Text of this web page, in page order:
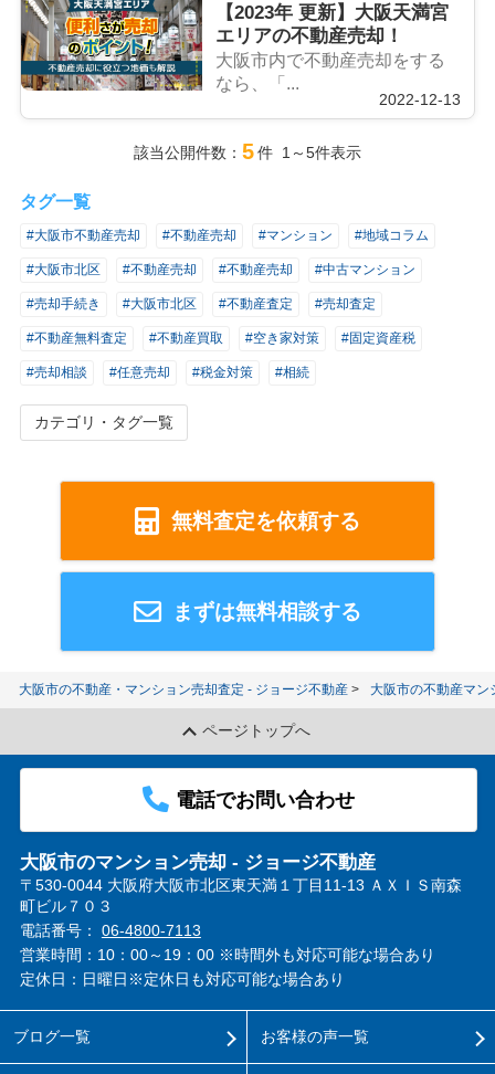
【2023年 更新】大阪天満宮
エリアの不動産売却！
大阪市内で不動産売却をする
なら、「...
2022-12-13
該当公開件数： 5件 1～5件表示
タグ一覧
#大阪市不動産売却 #不動産売却 #マンション #地域コラム
#大阪市北区 #不動産売却 #不動産売却 #中古マンション
#売却手続き #大阪市北区 #不動産査定 #売却査定
#不動産無料査定 #不動産買取 #空き家対策 #固定資産税
#売却相談 #任意売却 #税金対策 #相続
カテゴリ・タグ一覧
無料査定を依頼する
まずは無料相談する
大阪市の不動産・マンション売却査定 - ジョージ不動産 大阪市の不動産マン
ページトップへ
電話でお問い合わせ
大阪市のマンション売却 - ジョージ不動産
〒530-0044 大阪府大阪市北区東天満１丁目11-13 ＡＸＩＳ南森
町ビル７０３
電話番号： 06-4800-7113
営業時間：10：00～19：00 ※時間外も対応可能な場合あり
定休日：日曜日※定休日も対応可能な場合あり
ブログ一覧 お客様の声一覧